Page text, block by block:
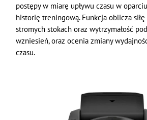
postępy w miarę upływu czasu w
historię treningową. Funkcja oblicza
stromych stokach oraz wytrzymałość
wzniesień, oraz ocenia zmiany
czasu.